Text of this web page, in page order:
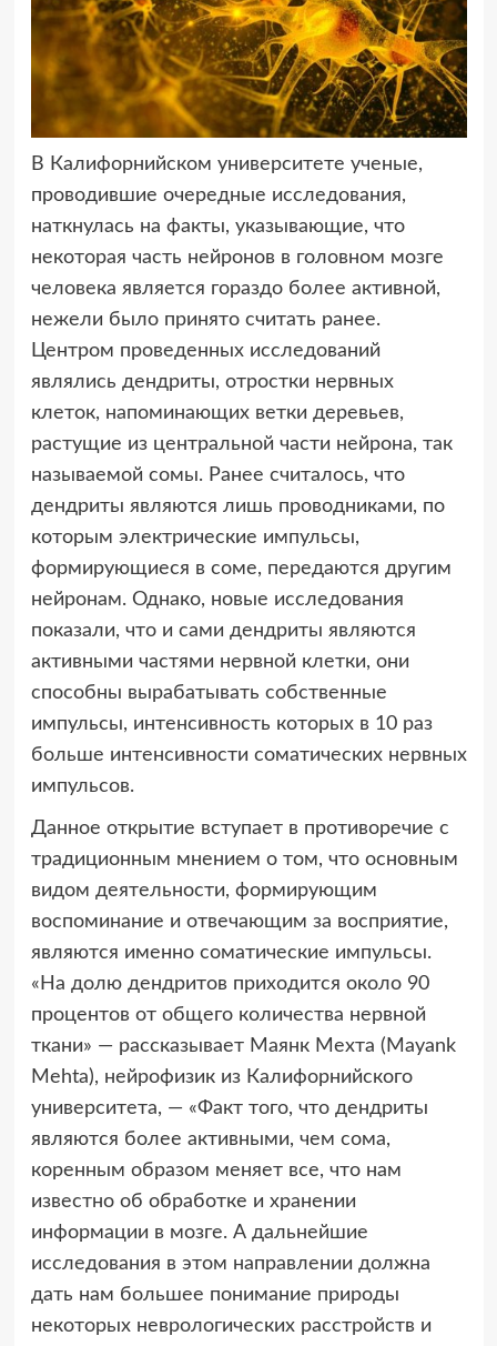
В Калифорнийском университете ученые,
проводившие очередные исследования,
наткнулась на факты, указывающие, что
некоторая часть нейронов в головном мозге
человека является гораздо более активной,
нежели было принято считать ранее.
Центром проведенных исследований
являлись дендриты, отростки нервных
клеток, напоминающих ветки деревьев,
растущие из центральной части нейрона, так
называемой сомы. Ранее считалось, что
дендриты являются лишь проводниками, по
которым электрические импульсы,
формирующиеся в соме, передаются другим
нейронам. Однако, новые исследования
показали, что и сами дендриты являются
активными частями нервной клетки, они
способны вырабатывать собственные
импульсы, интенсивность которых в 10 раз
больше интенсивности соматических нервных
импульсов.
Данное открытие вступает в противоречие с
традиционным мнением о том, что основным
видом деятельности, формирующим
воспоминание и отвечающим за восприятие,
являются именно соматические импульсы.
«На долю дендритов приходится около 90
процентов от общего количества нервной
ткани» — рассказывает Маянк Мехта (Mayank
Mehta), нейрофизик из Калифорнийского
университета, — «Факт того, что дендриты
являются более активными, чем сома,
коренным образом меняет все, что нам
известно об обработке и хранении
информации в мозге. А дальнейшие
исследования в этом направлении должна
дать нам большее понимание природы
некоторых неврологических расстройств и